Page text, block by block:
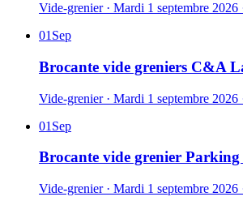
Vide-grenier· Mardi 1 septembre 2026
01 Sep
Brocante vide greniers C&A
Vide-grenier· Mardi 1 septembre 2026
01 Sep
Brocante vide grenier
Vide-grenier· Mardi 1 septembre 2026